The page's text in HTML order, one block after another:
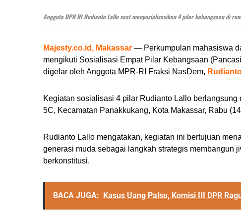
Anggota DPR RI Rudianto Lallo saat menyosialisasikan 4 pilar kebangsaan di
Majesty.co.id, Makassar — Perkumpulan mahasiswa
mengikuti Sosialisasi Empat Pilar Kebangsaan
digelar oleh Anggota MPR-RI Fraksi NasDem,
Kegiatan sosialisasi 4 pilar Rudianto Lallo
5C, Kecamatan Panakkukang, Kota Makassar, Rabu
Rudianto Lallo mengatakan, kegiatan ini bertujuan
generasi muda sebagai langkah strategis membangun
berkonstitusi.
BACA JUGA: Kasus Uang Palsu, Komisi III DPR